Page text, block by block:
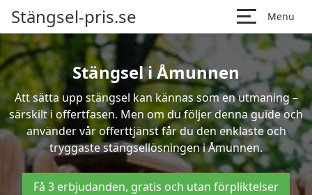
Stängsel-pris.se Menu
Stängsel i Åmunnen
Att sätta upp stängsel kan kännas som en utmaning –
särskilt i offertfasen. Men om du följer denna guide och
använder vår offerttjänst får du den enklaste och
tryggaste stängsellösningen i Åmunnen.
Få 3 erbjudanden, gratis och utan förpliktelser